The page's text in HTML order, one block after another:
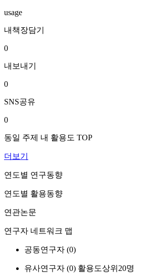
usage
내책장담기
0
내보내기
0
SNS공유
0
동일 주제 내 활용도 TOP
더보기
연도별 연구동향
연도별 활용동향
연관논문
연구자 네트워크 맵
공동연구자 (0)
유사연구자 (0) 활용도상위20명